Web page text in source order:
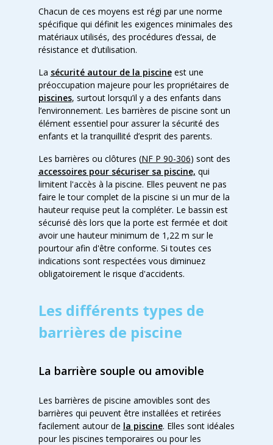
Chacun de ces moyens est régi par une norme
spécifique qui définit les exigences minimales des
matériaux utilisés, des procédures d’essai, de
résistance et d’utilisation.
La sécurité autour de la piscineest une
préoccupation majeure pour les propriétaires de
piscines, surtout lorsqu’il y a des enfants dans
l’environnement. Les barrières de piscine sont un
élément essentiel pour assurer la sécurité des
enfants et la tranquillité d’esprit des parents.
Les barrières ou clôtures (NF P 90-306) sont des
accessoires pour sécuriser sa piscine, qui
limitent l'accès à la piscine. Elles peuvent ne pas
faire le tour complet de la piscine si un mur de la
hauteur requise peut la compléter. Le bassin est
sécurisé dès lors que la porte est fermée et doit
avoir une hauteur minimum de 1,22 m sur le
pourtour afin d'être conforme. Si toutes ces
indications sont respectées vous diminuez
obligatoirement le risque d'accidents.
Les différents types de
barrières de piscine
La barrière souple ou amovible
Les barrières de piscine amovibles sont des
barrières qui peuvent être installées et retirées
facilement autour de la piscine. Elles sont idéales
pour les piscines temporaires ou pour les